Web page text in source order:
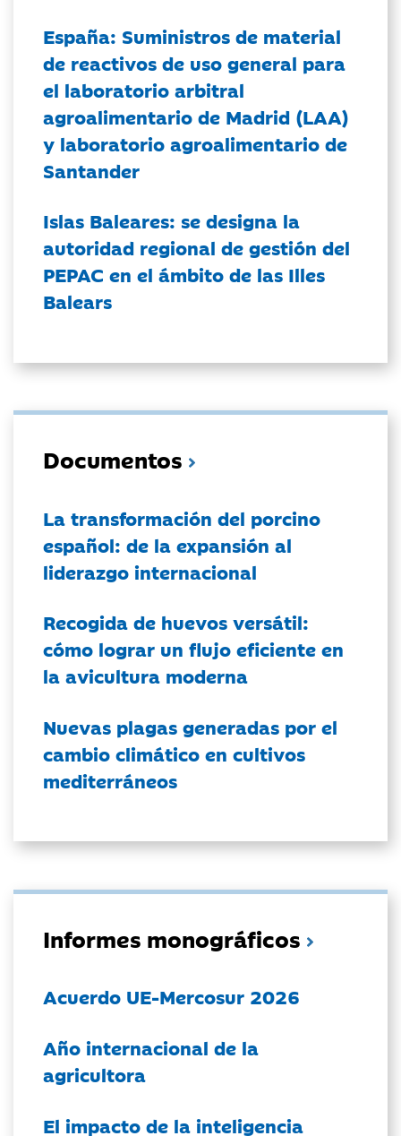
España: Suministros de material
de reactivos de uso general para
el laboratorio arbitral
agroalimentario de Madrid (LAA)
y laboratorio agroalimentario de
Santander
Islas Baleares: se designa la
autoridad regional de gestión del
PEPAC en el ámbito de las Illes
Balears
Documentos
La transformación del porcino
español: de la expansión al
liderazgo internacional
Recogida de huevos versátil:
cómo lograr un flujo eficiente en
la avicultura moderna
Nuevas plagas generadas por el
cambio climático en cultivos
mediterráneos
Informes monográficos
Acuerdo UE-Mercosur 2026
Año internacional de la
agricultora
El impacto de la inteligencia